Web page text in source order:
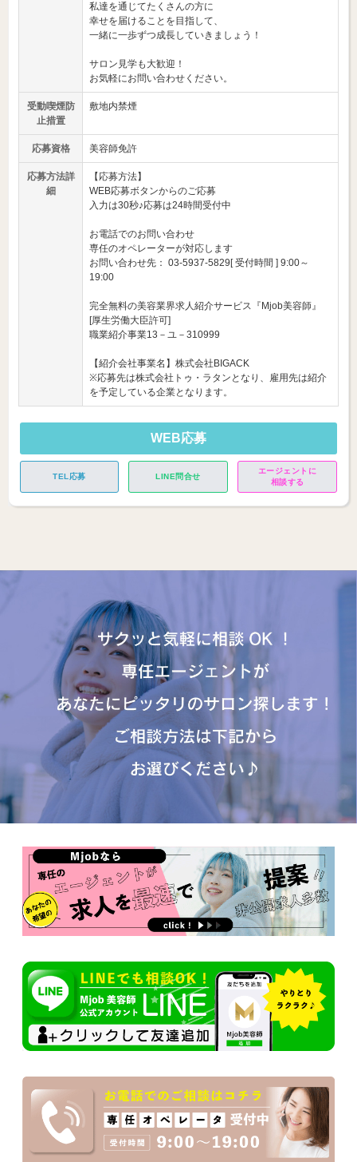
私達を通じてたくさんの方に
幸せを届けることを目指して、
一緒に一歩ずつ成長していきましょう！
サロン見学も大歓迎！
お気軽にお問い合わせください。
受動喫煙防
止措置
敷地内禁煙
応募資格 美容師免許
応募方法詳
細
【応募方法】
WEB応募ボタンからのご応募
入力は30秒♪応募は24時間受付中
お電話でのお問い合わせ
専任のオペレーターが対応します
お問い合わせ先： 03-5937-5829[ 受付時間 ] 9:00～
19:00
完全無料の美容業界求人紹介サービス『Mjob美容師』
[厚生労働大臣許可]
職業紹介事業13－ユ－310999
【紹介会社事業名】株式会社BIGACK
※応募先は株式会社トゥ・ラタンとなり、雇用先は紹介
を予定している企業となります。
WEB応募
TEL応募 LINE問合せ
エージェントに
相談する